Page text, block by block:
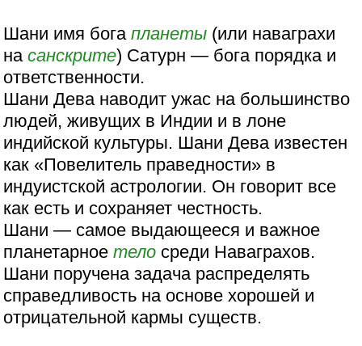
Шани имя богапланеты (или наваграхи
насанскрите) Сатурн — бога порядка и
ответственности.
Шани Дева наводит ужас на большинство
людей, живущих в Индии и в лоне
индийской культуры. Шани Дева известен
как «Повелитель праведности» в
индуистской астрологии. Он говорит все
как есть и сохраняет честность.
Шани — самое выдающееся и важное
планетарноетело среди Наваграхов.
Шани поручена задача распределять
справедливость на основе хорошей и
отрицательной кармы существ.